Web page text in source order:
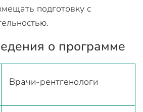
подготовку с
о программе
Врачи-рентгенологи